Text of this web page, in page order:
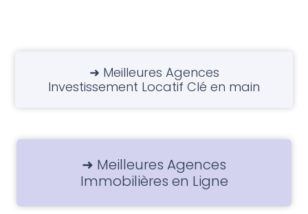
➜ Meilleures Agences
Investissement Locatif Clé en main
➜ Meilleures Agences
Immobilières en Ligne